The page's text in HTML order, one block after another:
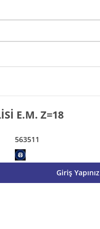
563511
E.M. Z=18
Giriş Yapınız